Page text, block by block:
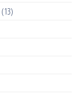
(13)